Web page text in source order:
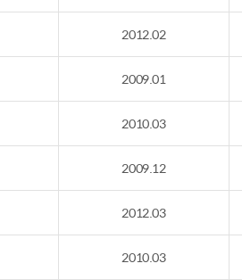
2012.02
2009.01
2010.03
2009.12
2012.03
2010.03